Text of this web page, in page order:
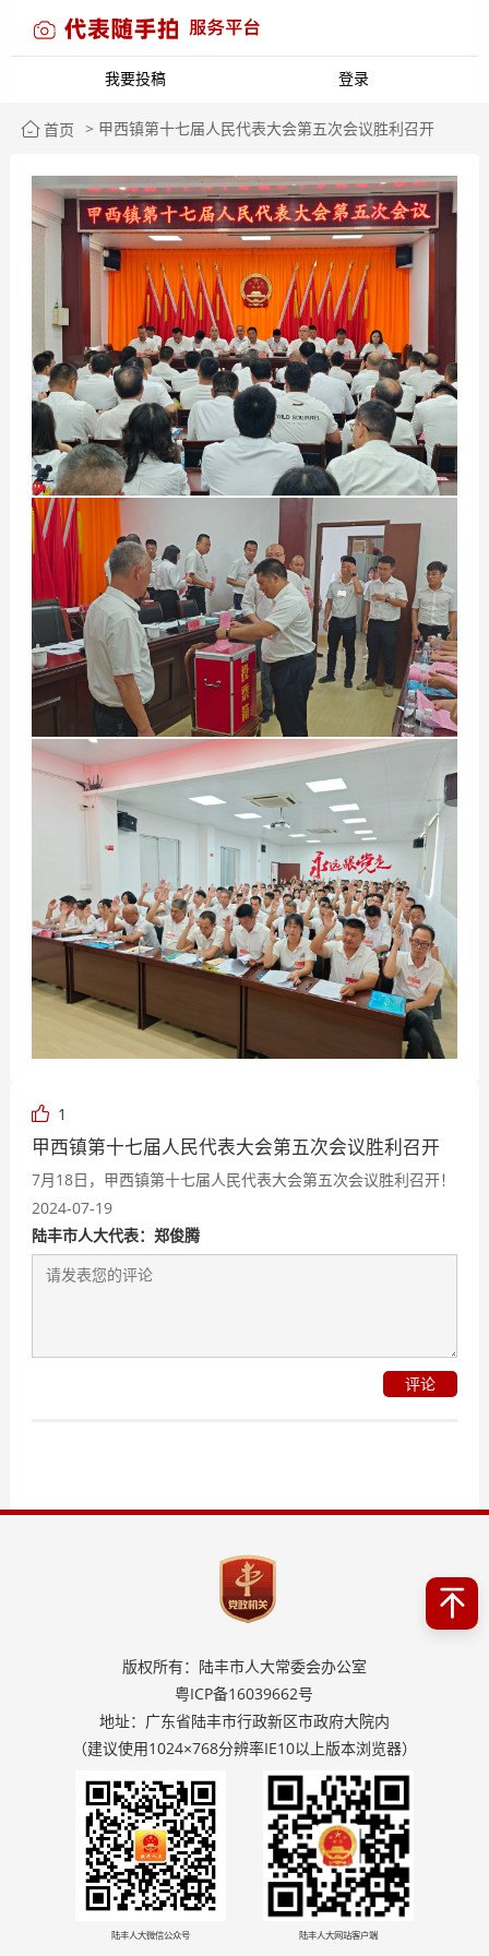
我要投稿 登录
首页 > 甲西镇第十七届人民代表大会第五次会议胜利召开
1
甲西镇第十七届人民代表大会第五次会议胜利召开
7月18日，甲西镇第十七届人民代表大会第五次会议胜利召开！
2024-07-19
陆丰市人大代表：郑俊腾
评论
版权所有：陆丰市人大常委会办公室
粤ICP备16039662号
地址：广东省陆丰市行政新区市政府大院内
（建议使用1024×768分辨率IE10以上版本浏览器）
陆丰人大微信公众号 陆丰人大网站客户端